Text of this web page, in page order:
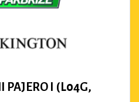
PAJERO I (L04G,